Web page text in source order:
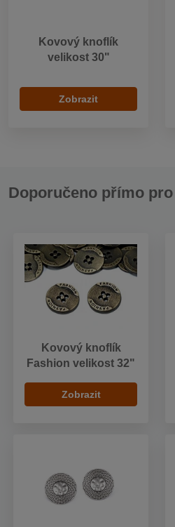
Kovový knoflík
velikost 30"
Zobrazit
Doporučeno přímo
Kovový knoflík
Fashion velikost 32"
Zobrazit